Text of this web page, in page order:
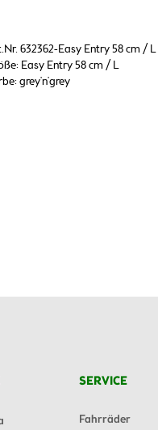
632362-Easy Entry 58 cm / L
Easy Entry 58 cm / L
grey'n'grey
SERVICE
Fahrräder